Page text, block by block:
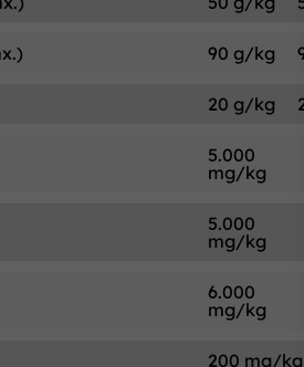
90 g/kg
20 g/kg
5.000
mg/kg
5.000
mg/kg
6.000
mg/kg
200 mg/kg